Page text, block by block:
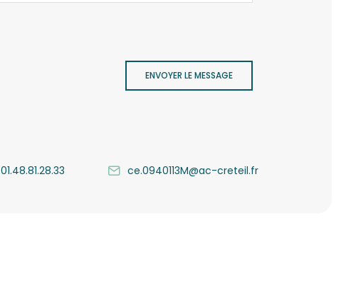
ENVOYER LE MESSAGE
01.48.81.28.33 ce.0940113M@ac-creteil.fr